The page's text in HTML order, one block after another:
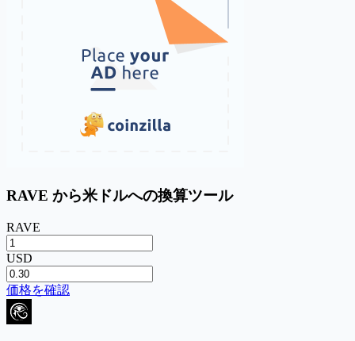
RAVE から米ドルへの換算ツール
RAVE
USD
価格を確認